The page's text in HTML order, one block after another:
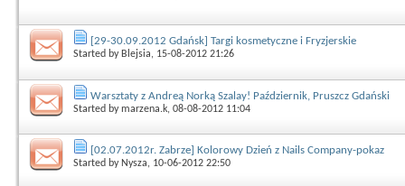
[29-30.09.2012 Gdańsk] Targi kosmetyczne i Fryzjerskie
Started byBlejsia, 15-08-2012 21:26
Warsztaty z Andreą Norką Szalay! Październik, Pruszcz Gdański
Started bymarzena.k, 08-08-2012 11:04
[02.07.2012r. Zabrze] Kolorowy Dzień z Nails Company-pokaz
Started by Nysza, 10-06-2012 22:50